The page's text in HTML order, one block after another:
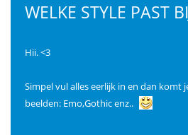
WELKE STYLE PAST
Hii. <3
Simpel vul alles eerlijk in en dan komt
beelden: Emo,Gothic enz..